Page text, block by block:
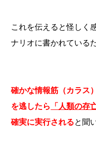
これを伝えると怪しく
ナリオに書かれている
確かな情報筋（カラス
を逃したら
「人類の存
確実に実行されると聞